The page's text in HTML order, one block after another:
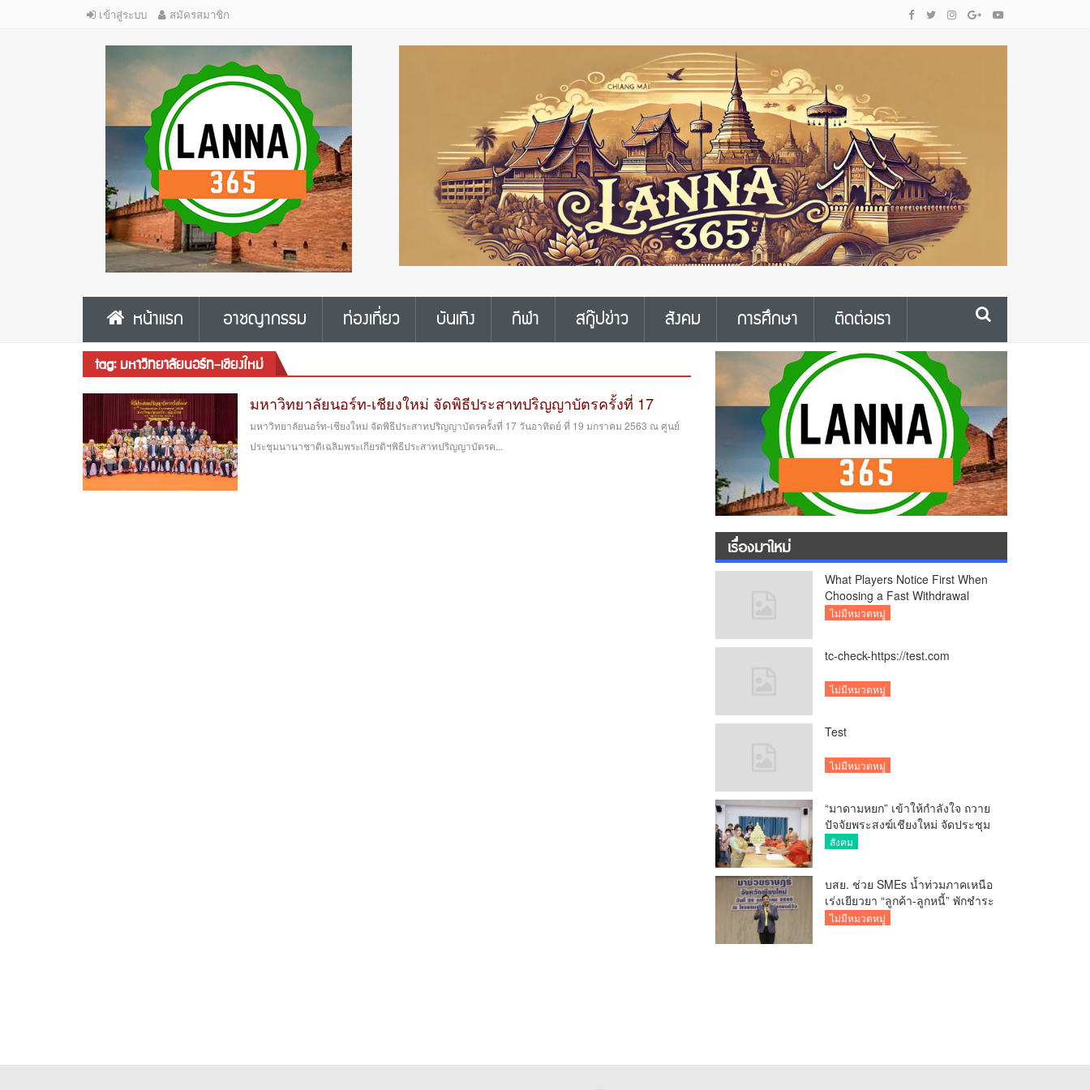
เข้าสู่ระบบ สมัครสมาชิก
หน้าแรก อาชญากรรม ท่องเที่ยว บันเทิง กีฬา สกู๊ปข่าว สังคม การศึกษา ติดต่อเรา
tag: มหาวิทยาลัยนอร์ท-เชียงใหม่
มหาวิทยาลัยนอร์ท-เชียงใหม่ จัดพิธีประสาทปริญญาบัตรครั้งที่ 17
มหาวิทยาลัยนอร์ท-เชียงใหม่ จัดพิธีประสาทปริญญาบัตรครั้งที่ 17 วันอาทิตย์ ที่ 19 มกราคม 2563 ณ ศูนย์
ประชุมนานาชาติเฉลิมพระเกียรติฯพิธีประสาทปริญญาบัตรค...
เรื่องมาใหม่
What Players Notice First When
Choosing a Fast Withdrawal
Casino UK
ไม่มีหมวดหมู่
tc-check-https://test.com
ไม่มีหมวดหมู่
Test
ไม่มีหมวดหมู่
“มาดามหยก” เข้าให้กำลังใจ ถวาย
ปัจจัยพระสงฆ์เชียงใหม่ จัดประชุม
ทำบัญชีรายรับรายจ่ายของวัด กว่า
สังคม
บสย. ช่วย SMEs น้ำท่วมภาคเหนือ
เร่งเยียวยา “ลูกค้า-ลูกหนี้” พักชำระ
ค่าธรรมเนียม-ค่างวด
ไม่มีหมวดหมู่